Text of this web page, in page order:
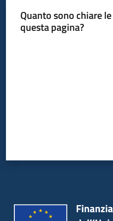
Quanto sono chiare
questa pagina?